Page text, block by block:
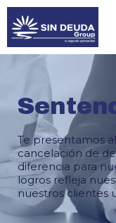
Te presentamos
cancelación de
diferencia para
logros refleja
nuestros clientes